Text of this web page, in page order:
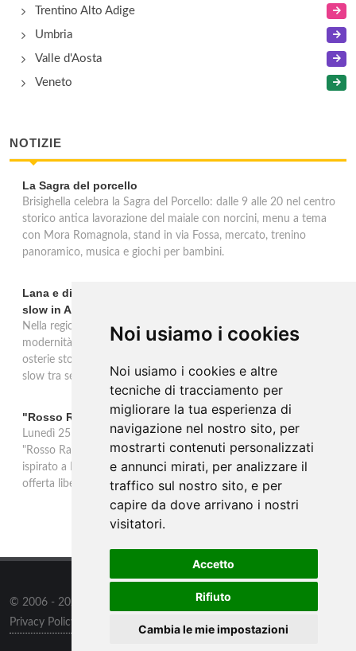
Noi usiamo i cookies
Noi usiamo i cookies e altre
tecniche di tracciamento per
migliorare la tua esperienza di
navigazione nel nostro sito, per
mostrarti contenuti personalizzati
e annunci mirati, per analizzare il
traffico sul nostro sito, e per
capire da dove arrivano i nostri
visitatori.
Accetto
Rifiuto
Cambia le mie impostazioni
Trentino Alto Adige
Umbria
Valle d'Aosta
Veneto
NOTIZIE
La Sagra del porcello
Brisighella celebra la Sagra del Porcello: dalle 9 alle 20 nel centro
storico antica lavorazione del maiale con norcini, menu a tema
con Mora Romagnola, stand in via Fossa, mercato, trenino
panoramico, musica e giochi per bambini.
Lana e dintorni: Törggelen, vini d'eccellenza e vacanze
slow in Alto Adige
Nella regione di Lana in Alto Adige tradizione contadina e
modernità si fondono in un'esperienza autentica. Törggelen nelle
osterie storiche, vini da antiche tradizioni vitivinicole e vacanze
slow tra sentieri delle rogge e produttori locali.
"Rosso Rame" in scena a Collepasso il 25 agosto
Lunedì 25 agosto al Palazzo Baronale di Collepasso va in scena
"Rosso Rame", spettacolo di Mary Negro e Gabriele Polimeno
ispirato a Dario Fo e Franca Rame. Ingresso con prenotazione e
offerta libera alle ore 21.
© 2006 - 2026
all rights reserved.
Privacy Policy
Preferenze sui Cookies